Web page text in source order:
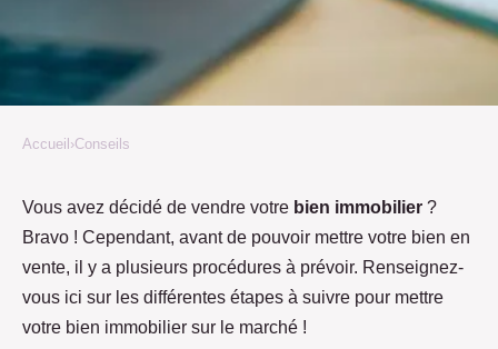
L'ultime procédure des
démarches à prévoir pour
vendre un bien immobilier
Christophe 30 novembre 2022 •3 min de lecture
Accueil ›Conseils
Vous avez décidé de vendre votre bien immobilier ?
Bravo ! Cependant, avant de pouvoir mettre votre bien en
vente, il y a plusieurs procédures à prévoir. Renseignez-
vous ici sur les différentes étapes à suivre pour mettre
votre bien immobilier sur le marché !